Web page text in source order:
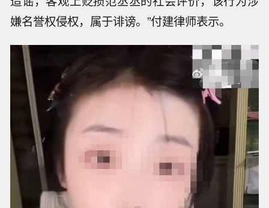
嫌名誉权侵权，属于诽谤。”付建律师表示。